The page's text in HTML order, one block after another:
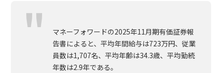
マネーフォワードの2025年11月期有価証券報
告書によると、平均年間給与は723万円、従業
員数は1,707名、平均年齢は34.3歳、平均勤続
年数は2.9年である。